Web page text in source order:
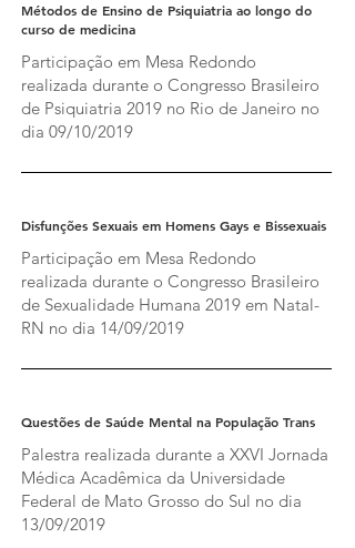
Métodos de Ensino de Psiquiatria ao longo do
curso de medicina
Participação em Mesa Redondo
realizada durante o Congresso Brasileiro
de Psiquiatria 2019 no Rio de Janeiro no
dia 09/10/2019
Disfunções Sexuais em Homens Gays e Bissexuais
Participação em Mesa Redondo
realizada durante o Congresso Brasileiro
de Sexualidade Humana 2019 em Natal-
RN no dia 14/09/2019
Questões de Saúde Mental na População Trans
Palestra realizada durante a XXVI Jornada
Médica Acadêmica da Universidade
Federal de Mato Grosso do Sul no dia
13/09/2019